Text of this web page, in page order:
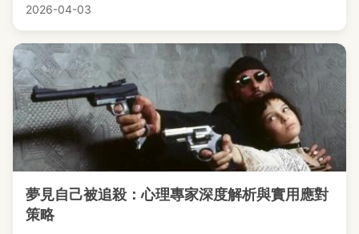
2026-04-03
夢見自己被追殺：心理專家深度解析與實用應對
策略